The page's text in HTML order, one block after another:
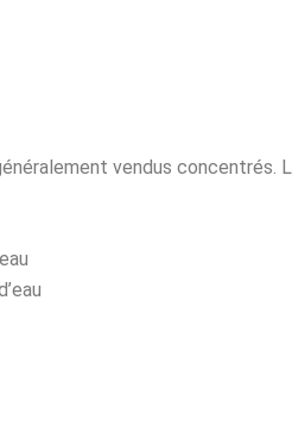
vendus concentrés.